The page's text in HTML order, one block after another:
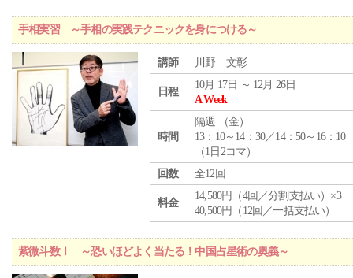
手相実習 ～手相の実践テクニックを身につける～
講師 川野 文彰
日程
10月 17日 ～ 12月 26日
A Week
時間
隔週 （金）
13：10～14：30／14：50～16：10
（1日2コマ）
回数
全12回
料金
14,580円（4回／分割支払い）×3
40,500円（12回／一括支払い）
紫微斗数Ⅰ ～恐いほどよく当たる！中国占星術の奥義～